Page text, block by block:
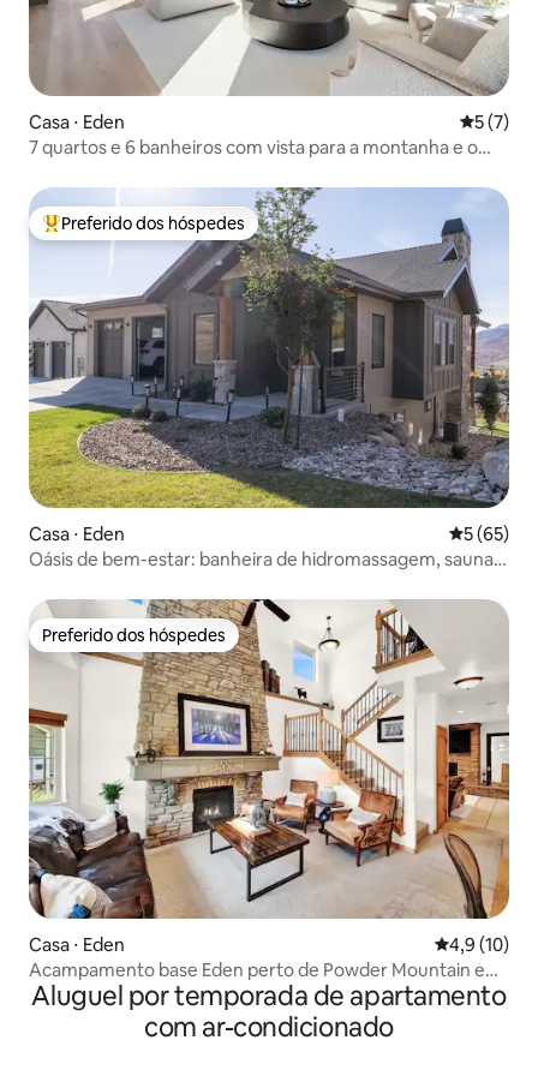
Casa ⋅ Eden 5 de
5 (7)
7 quartos e 6 banheiros com vista para a montanha e o
Entre os melhores preferidos dos hóspedes
Preferido dos hóspedes
Casa ⋅ Eden 5 de uma
5 (65)
Oásis de bem-estar: banheira de hidromassagem, sauna,
Preferido dos hóspedes
Preferido dos hóspedes
Casa ⋅ Eden 4,9 de uma
4,9 (10)
Acampamento base Eden perto de Powder Mountain e
Snowbasin
Aluguel por temporada de apartamento
com ar-condicionado